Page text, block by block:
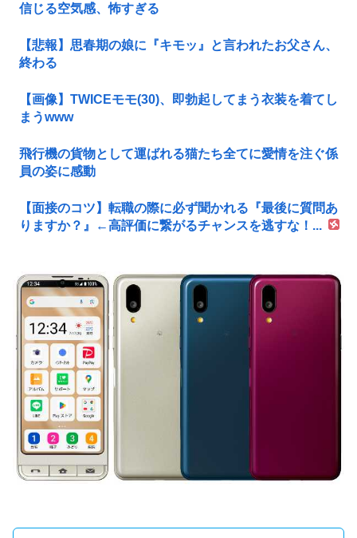
信じる空気感、怖すぎる
【悲報】思春期の娘に『キモッ』と言われたお父さん、
終わる
【画像】TWICEモモ(30)、即勃起してまう衣装を着てし
まうwww
飛行機の貨物として運ばれる猫たち全てに愛情を注ぐ係
員の姿に感動
【面接のコツ】転職の際に必ず聞かれる『最後に質問あ
りますか？』←高評価に繋がるチャンスを逃すな！...